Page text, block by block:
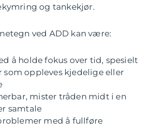
og tankekjør.
ved ADD kan være:
å holde fokus over tid, spesielt
som oppleves kjedelige eller
mister tråden midt i en
samtale
med å fullføre